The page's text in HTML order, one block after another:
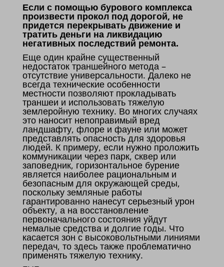
Если с помощью бурового комплекса
произвести прокол под дорогой, не
придется перекрывать движение и
тратить деньги на ликвидацию
негативных последствий ремонта.
Еще один крайне существенный
недостаток траншейного метода –
отсутствие универсальности. Далеко не
всегда технические особенности
местности позволяют прокладывать
траншеи и использовать тяжелую
землеройную технику. Во многих случаях
это наносит непоправимый вред
ландшафту, флоре и фауне или может
представлять опасность для здоровья
людей. К примеру, если нужно проложить
коммуникации через парк, сквер или
заповедник, горизонтальное бурение
является наиболее рациональным и
безопасным для окружающей среды,
поскольку земляные работы
гарантированно нанесут серьезный урон
объекту, а на восстановление
первоначального состояния уйдут
немалые средства и долгие годы. Что
касается зон с высоковольтными линиями
передач, то здесь также проблематично
применять тяжелую технику.